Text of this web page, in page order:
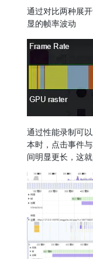
通过对比两种展
显的帧率波动
通过性能录制可
本时，点击事件
间明显更长，这